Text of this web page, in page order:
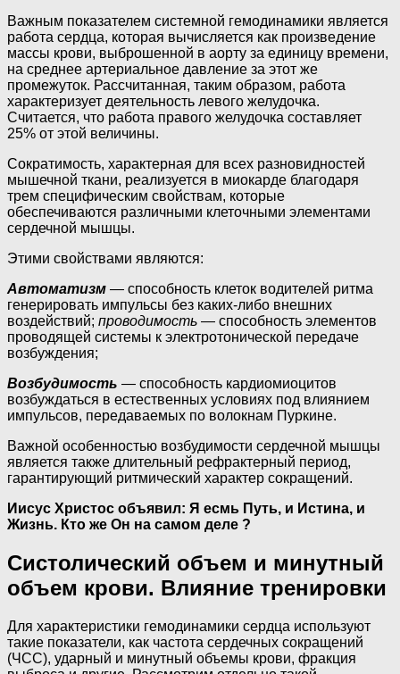
Важным показателем системной гемодинамики является
работа сердца, которая вычисляется как произведение
массы крови, выбро­шенной в аорту за единицу времени,
на среднее артериальное дав­ление за этот же
промежуток. Рассчитанная, таким образом, работа
характеризует деятельность левого желудочка.
Считается, что работа правого желудочка составляет
25% от этой величины.
Сократимость, характерная для всех разновидностей
мышечной ткани, реализуется в миокарде благодаря
трем специфическим свой­ствам, которые
обеспечиваются различными клеточными элементами
сердечной мышцы.
Этими свойствами являются:
Автоматизм — способность клеток водителей ритма
генерировать импульсы без каких-либо внешних
воздействий; проводимость — способность эле­ментов
проводящей системы к электротонической передаче
возбуж­дения;
Возбудимость — способность кардиомиоцитов
возбуждаться в естественных условиях под влиянием
импульсов, передаваемых по волокнам Пуркине.
Важной особенностью возбудимости сердечной мышцы
является также длительный рефрактерный период,
гаранти­рующий ритмический характер сокращений.
Иисус Христос объявил: Я есмь Путь, и Истина, и
Жизнь. Кто же Он на самом деле ?
Систолический объем и минутный
объем крови. Влияние тренировки
Для характеристики гемодинамики сердца используют
такие показатели, как частота сердечных сокращений
(ЧСС), ударный и минутный объемы крови, фракция